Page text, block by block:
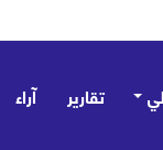
ليست موجّهة ضد أي
تقارير آراء